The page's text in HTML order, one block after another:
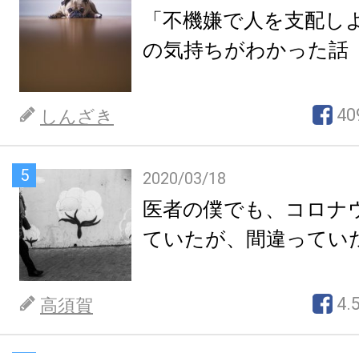
「不機嫌で人を支配し
の気持ちがわかった話
しんざき
5 2020/03/18
医者の僕でも、コロナ
ていたが、間違ってい
高須賀